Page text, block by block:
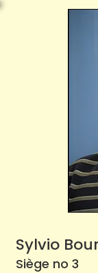
Sylvio
Siège no 3